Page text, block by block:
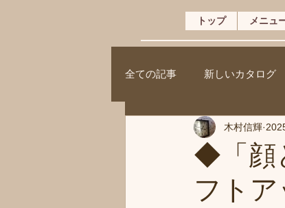
トップ メニュ
全ての記事 新しいカタログ
◆「顔
フト
木村信輝